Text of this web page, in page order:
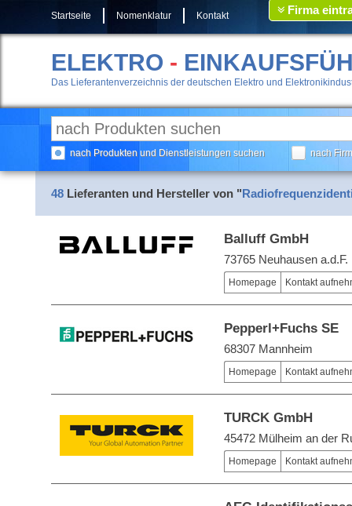
Startseite Nomenklatur Kontakt Firma
ELEKTRO -
Das Lieferantenverzeichnis der deutschen Elektro und
nach Produkten und Dienstleistungen suchen nach
48 Lieferanten und Hersteller von "
Balluff GmbH
73765 Neuhausen a.d.F.
Homepage Kontakt
Pepperl+Fuchs SE
68307 Mannheim
Homepage Kontakt
TURCK GmbH
45472 Mülheim an der
Homepage Kontakt